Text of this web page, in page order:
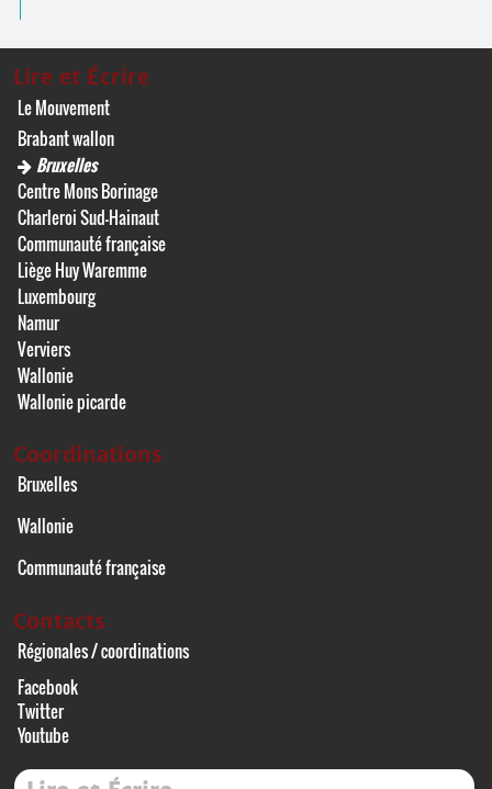
Lire et Écrire
Le Mouvement
Brabant wallon
Bruxelles
Centre Mons Borinage
Charleroi Sud-Hainaut
Communauté française
Liège Huy Waremme
Luxembourg
Namur
Verviers
Wallonie
Wallonie picarde
Coordinations
Bruxelles
Wallonie
Communauté française
Contacts
Régionales / coordinations
Facebook
Twitter
Youtube